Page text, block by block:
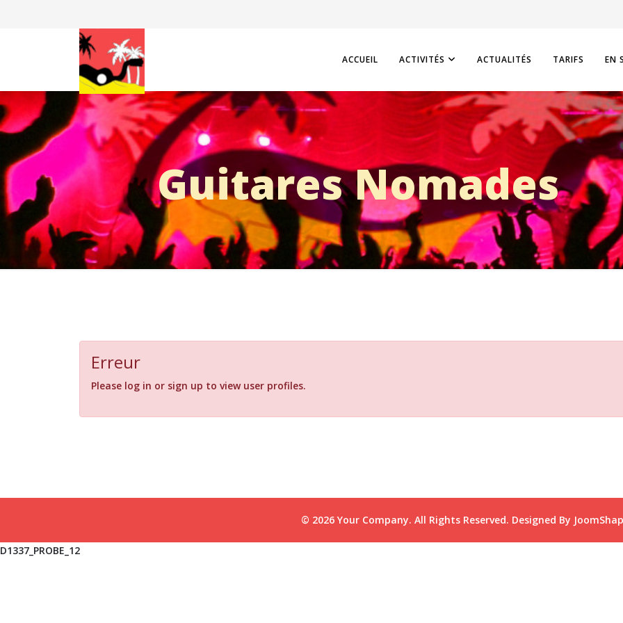
ACCUEIL ACTIVITÉS ACTUALITÉS TARIFS EN
Guitares Nomades
Erreur
Please log in or sign up to view user profiles.
© 2026 Your Company. All Rights Reserved. Designed By